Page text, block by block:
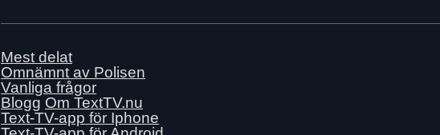
Mest delat
Omnämnt av Polisen
Vanliga frågor
Blogg Om TextTV.nu
Text-TV-app för Iphone